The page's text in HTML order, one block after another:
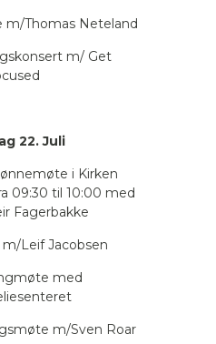
m/Thomas Neteland
m/ Get
22. Juli
i Kirken
09:30 til 10:00 med
Fagerbakke
m/Leif Jacobsen
med
m/Sven Roar